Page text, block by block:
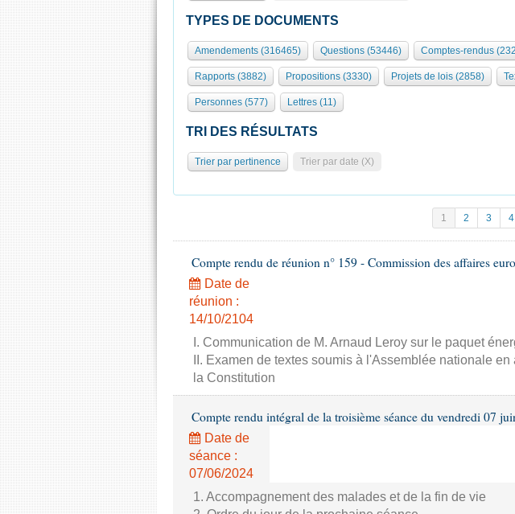
TYPES DE DOCUMENTS
Amendements (316465) Questions (53446) Comptes-rendus
Rapports (3882) Propositions (3330) Projets de lois (2858)
Personnes (577) Lettres (11)
TRI DES RÉSULTATS
Trier par pertinence Trier par date (X)
1 2 3 4
Compte rendu de réunion n° 159 - Commission des affaires
Date de
réunion :
14/10/2104
I. Communication de M. Arnaud Leroy sur le paquet
II. Examen de textes soumis à l'Assemblée nationale
la Constitution
Compte rendu intégral de la troisième séance du vendredi 07
Date de
séance :
07/06/2024
1. Accompagnement des malades et de la fin de vie